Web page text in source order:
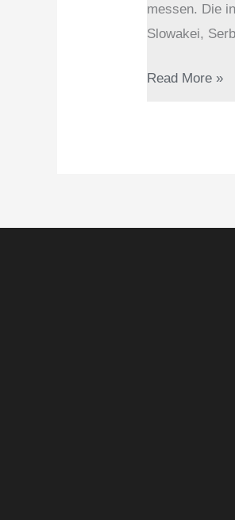
messen. Die
Slowakei,
Brno
2026
Read More »